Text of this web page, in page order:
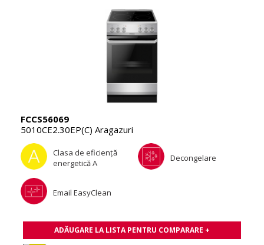
FCCS56069
5010CE2.30EP(C) Aragazuri
Clasa de eficienţă
energetică A
Decongelare
Email EasyClean
ADĂUGARE LA LISTA PENTRU COMPARARE +